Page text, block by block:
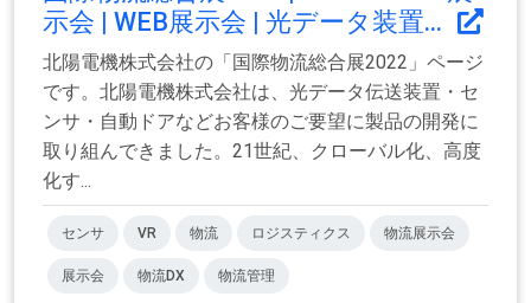
示会 | WEB展示会 | 光データ装置...
北陽電機株式会社の「国際物流総合展2022」ページ
です。北陽電機株式会社は、光データ伝送装置・セ
ンサ・自動ドアなどお客様のご要望に製品の開発に
取り組んできました。21世紀、クローバル化、高度
化す...
センサ VR 物流 ロジスティクス 物流展示会
展示会 物流DX 物流管理